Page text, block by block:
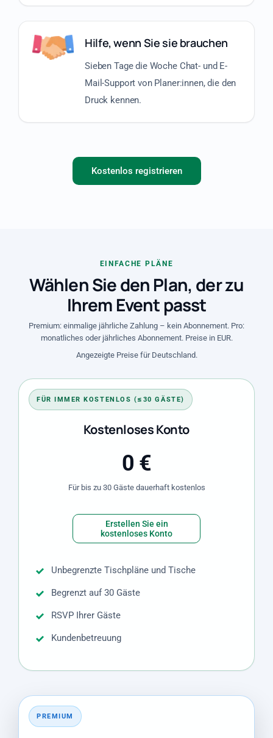
Hilfe, wenn Sie sie brauchen
Sieben Tage die Woche Chat- und E-
Mail-Support von Planer:innen, die den
Druck kennen.
Kostenlos registrieren
EINFACHE PLÄNE
Wählen Sie den Plan, der zu
Ihrem Event passt
Premium: einmalige jährliche Zahlung – kein Abonnement. Pro:
monatliches oder jährliches Abonnement. Preise in EUR.
Angezeigte Preise für Deutschland.
FÜR IMMER KOSTENLOS (≤30 GÄSTE)
Kostenloses Konto
0 €
Für bis zu 30 Gäste dauerhaft kostenlos
Erstellen Sie ein
kostenloses Konto
Unbegrenzte Tischpläne und Tische
Begrenzt auf 30 Gäste
RSVP Ihrer Gäste
Kundenbetreuung
PREMIUM